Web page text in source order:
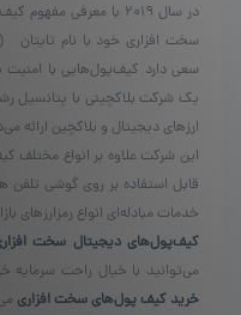
سعی دارد کیف‌پول‌هایی با امنیت
یک شرکت بلاکچینی با پتانسیل
ارزهای دیجیتال و بلاکچین ارائه
این شرکت علاوه بر انواع مختلف
قابل استفاده بر روی گوشی تلفن
خدمات مبادله‌ای انواع رمزارزهای
کیف‌پول‌های دیجیتال سخت
می‌توانید با خیال راحت سرمایه
خرید کیف پول‌های سخت افزاری